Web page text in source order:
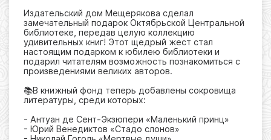
Издательский дом Мещерякова сделал
замечательный подарок Октябрьской Центральной
библиотеке, передав целую коллекцию
удивительных книг! Этот щедрый жест стал
настоящим подарком к юбилею библиотеки и
подарил читателям возможность познакомиться с
произведениями великих авторов.
📚В книжный фонд теперь добавлены сокровища
литературы, среди которых:
- Антуан де Сент-Экзюпери «Маленький принц»
- Юрий Венедиктов «Стадо слонов»